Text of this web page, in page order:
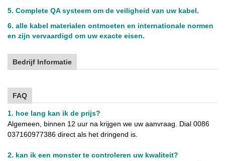
5. Complete QA systeem om de veiligheid van uw kabel.
6. alle kabel materialen ontmoeten en internationale normen
en zijn vervaardigd om uw exacte eisen.
Bedrijf Informatie
FAQ
1. hoe lang kan ik de prijs?
Algemeen, binnen 12 uur na krijgen we uw aanvraag. Dial 0086
037160977386 direct als het dringend is.
2. kan ik een monster te controleren uw kwaliteit?